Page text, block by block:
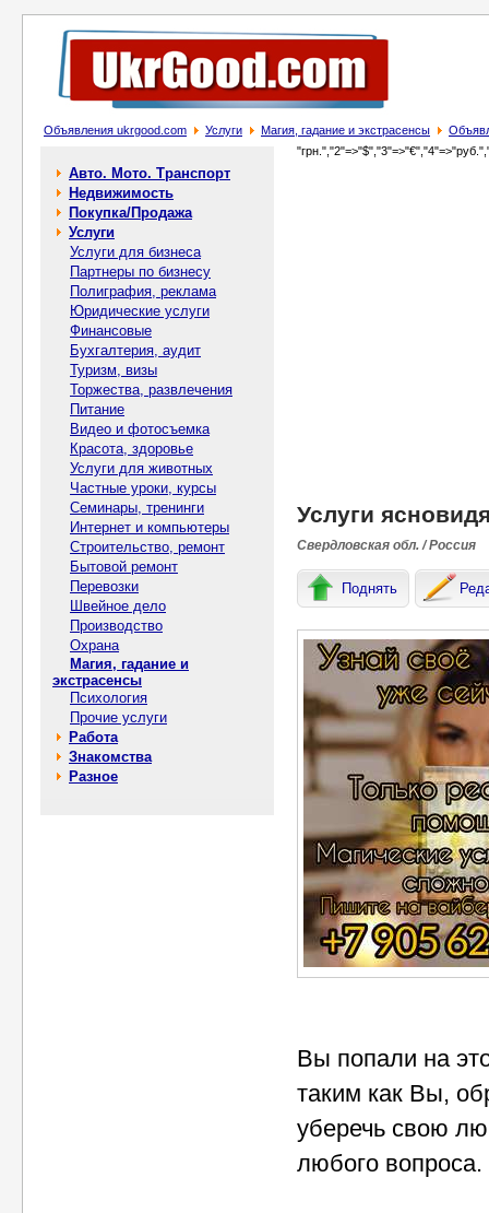
Объявления ukrgood.com Услуги Магия, гадание и экстрасенсы
Авто. Мото. Транспорт
Недвижимость
Покупка/Продажа
Услуги
Услуги для бизнеса
Партнеры по бизнесу
Полиграфия, реклама
Юридические услуги
Финансовые
Бухгалтерия, аудит
Туризм, визы
Торжества, развлечения
Питание
Видео и фотосъемка
Красота, здоровье
Услуги для животных
Частные уроки, курсы
Семинары, тренинги
Интернет и компьютеры
Строительство, ремонт
Бытовой ремонт
Перевозки
Швейное дело
Производство
Охрана
Магия, гадание и
экстрасенсы
Психология
Прочие услуги
Работа
Знакомства
Разное
Услуги
Свердловская обл. / Россия
Поднять
Вы попали на
таким как Вы,
уберечь свою
любого вопроса.